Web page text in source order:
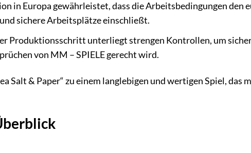
in Europa gewährleistet, dass die Arbeitsbedingungen den
sichere Arbeitsplätze einschließt.
Produktionsschritt unterliegt strengen Kontrollen, um
von MM – SPIELE gerecht wird.
Salt & Paper“ zu einem langlebigen und wertigen Spiel, das